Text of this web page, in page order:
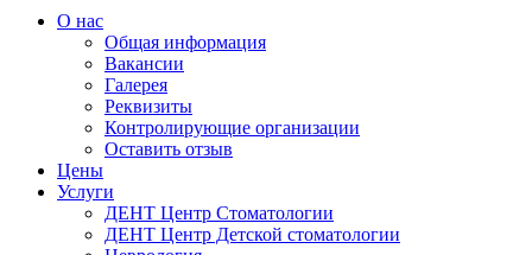
О нас
Общая информация
Вакансии
Галерея
Реквизиты
Контролирующие организации
Оставить отзыв
Цены
Услуги
ДЕНТ Центр Стоматологии
ДЕНТ Центр Детской стоматологии